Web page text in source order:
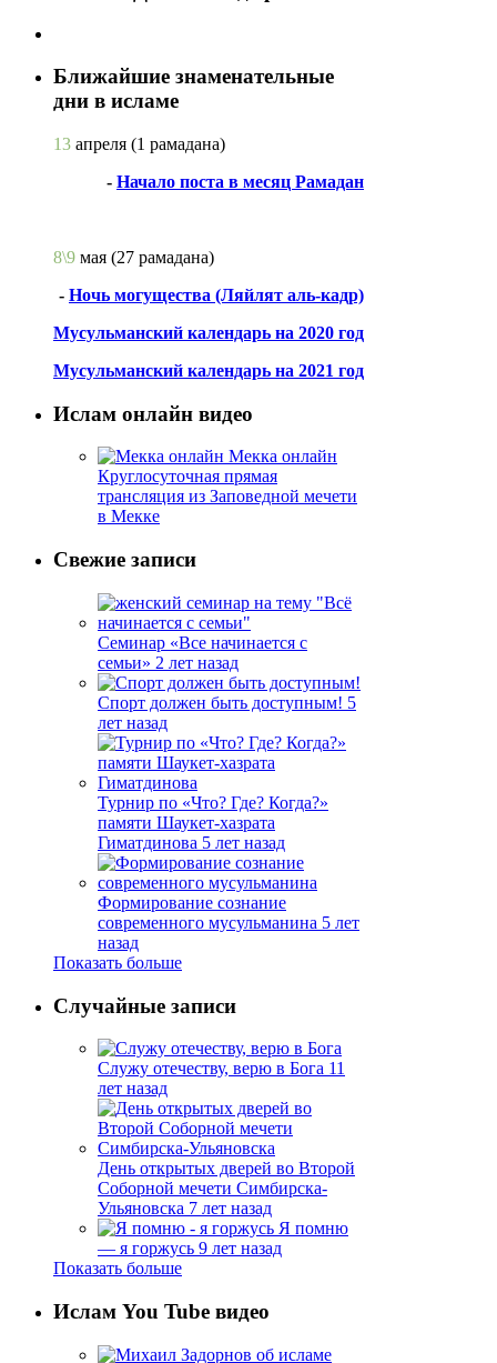
Ближайшие знаменательные
дни в исламе
13 апреля (1 рамадана)
- Начало поста в месяц Рамадан
8\9 мая (27 рамадана)
- Ночь могущества (Ляйлят аль-кадр)
Мусульманский календарь на 2020 год
Мусульманский календарь на 2021 год
Ислам онлайн видео
Мекка онлайн
Круглосуточная прямая
трансляция из Заповедной мечети
в Мекке
Свежие записи
Семинар «Все начинается с
семьи» 2 лет назад
Спорт должен быть доступным! 5
лет назад
Турнир по «Что? Где? Когда?»
памяти Шаукет-хазрата
Гиматдинова 5 лет назад
Формирование сознание
современного мусульманина 5 лет
назад
Показать больше
Случайные записи
Служу отечеству, верю в Бога 11
лет назад
День открытых дверей во Второй
Соборной мечети Симбирска-
Ульяновска 7 лет назад
Я помню
— я горжусь 9 лет назад
Показать больше
Ислам You Tube видео